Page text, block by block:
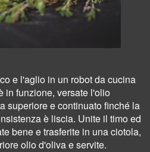
e l'aglio in un robot da cucina
in funzione, versate l'olio
superiore e continuato finché la
è liscia. Unite il timo ed
bene e trasferite in una ciotola,
olio d'oliva e servite.